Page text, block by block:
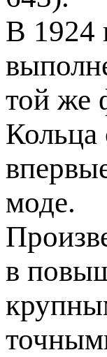
В 1924
той же
Кольца
моде.
в